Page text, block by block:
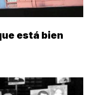
está bien